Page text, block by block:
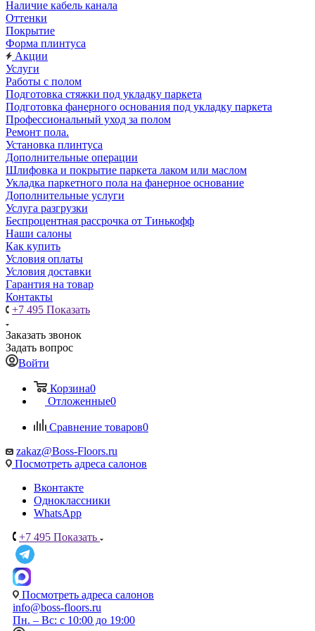
Наличие кабель канала
Оттенки
Покрытие
Форма плинтуса
Акции
Услуги
Работы с полом
Подготовка стяжки под укладку паркета
Подготовка фанерного основания под укладку паркета
Профессиональный уход за полом
Ремонт пола.
Установка плинтуса
Дополнительные операции
Шлифовка и покрытие паркета лаком или маслом
Укладка паркетного пола на фанерное основание
Дополнительные услуги
Услуга разгрузки
Беспроцентная рассрочка от Тинькофф
Наши салоны
Как купить
Условия оплаты
Условия доставки
Гарантия на товар
Контакты
+7 495 Показать
Заказать звонок
Задать вопрос
Войти
Корзина0
Отложенные0
Сравнение товаров0
zakaz@Boss-Floors.ru
Посмотреть адреса салонов
Вконтакте
Одноклассники
WhatsApp
+7 495 Показать
Посмотреть адреса салонов
info@boss-floors.ru
Пн. – Вс: с 10:00 до 19:00